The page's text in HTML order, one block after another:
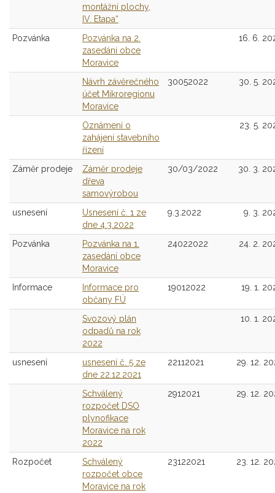
montážní plochy,
IV. Etapa“
Pozvánka
Pozvánka na 2.
zasedání obce
Moravice
16. 6.
Návrh závěrečného
účet Mikroregionu
Moravice
30052022 30. 5.
Oznámení o
zahájení stavebního
řízení
23. 5.
Záměr prodeje
Záměr prodeje
dřeva
samovýrobou
30/03/2022 30. 3.
usnesení
Usnesení č. 1 ze
dne 4.3.2022
9.3.2022 9. 3.
Pozvánka
Pozvánka na 1.
zasedání obce
Moravice
24022022 24. 2.
Informace
Informace pro
občany FÚ
19012022 19. 1.
Svozový plán
odpadů na rok
2022
10. 1.
usnesení
usnesení č. 5 ze
dne 22.12.2021
22112021 29. 12.
Schválený
rozpočet DSO
plynofikace
Moravice na rok
2022
2912021 29. 12.
Rozpočet
Schválený
rozpočet obce
Moravice na rok
23122021 23. 12.